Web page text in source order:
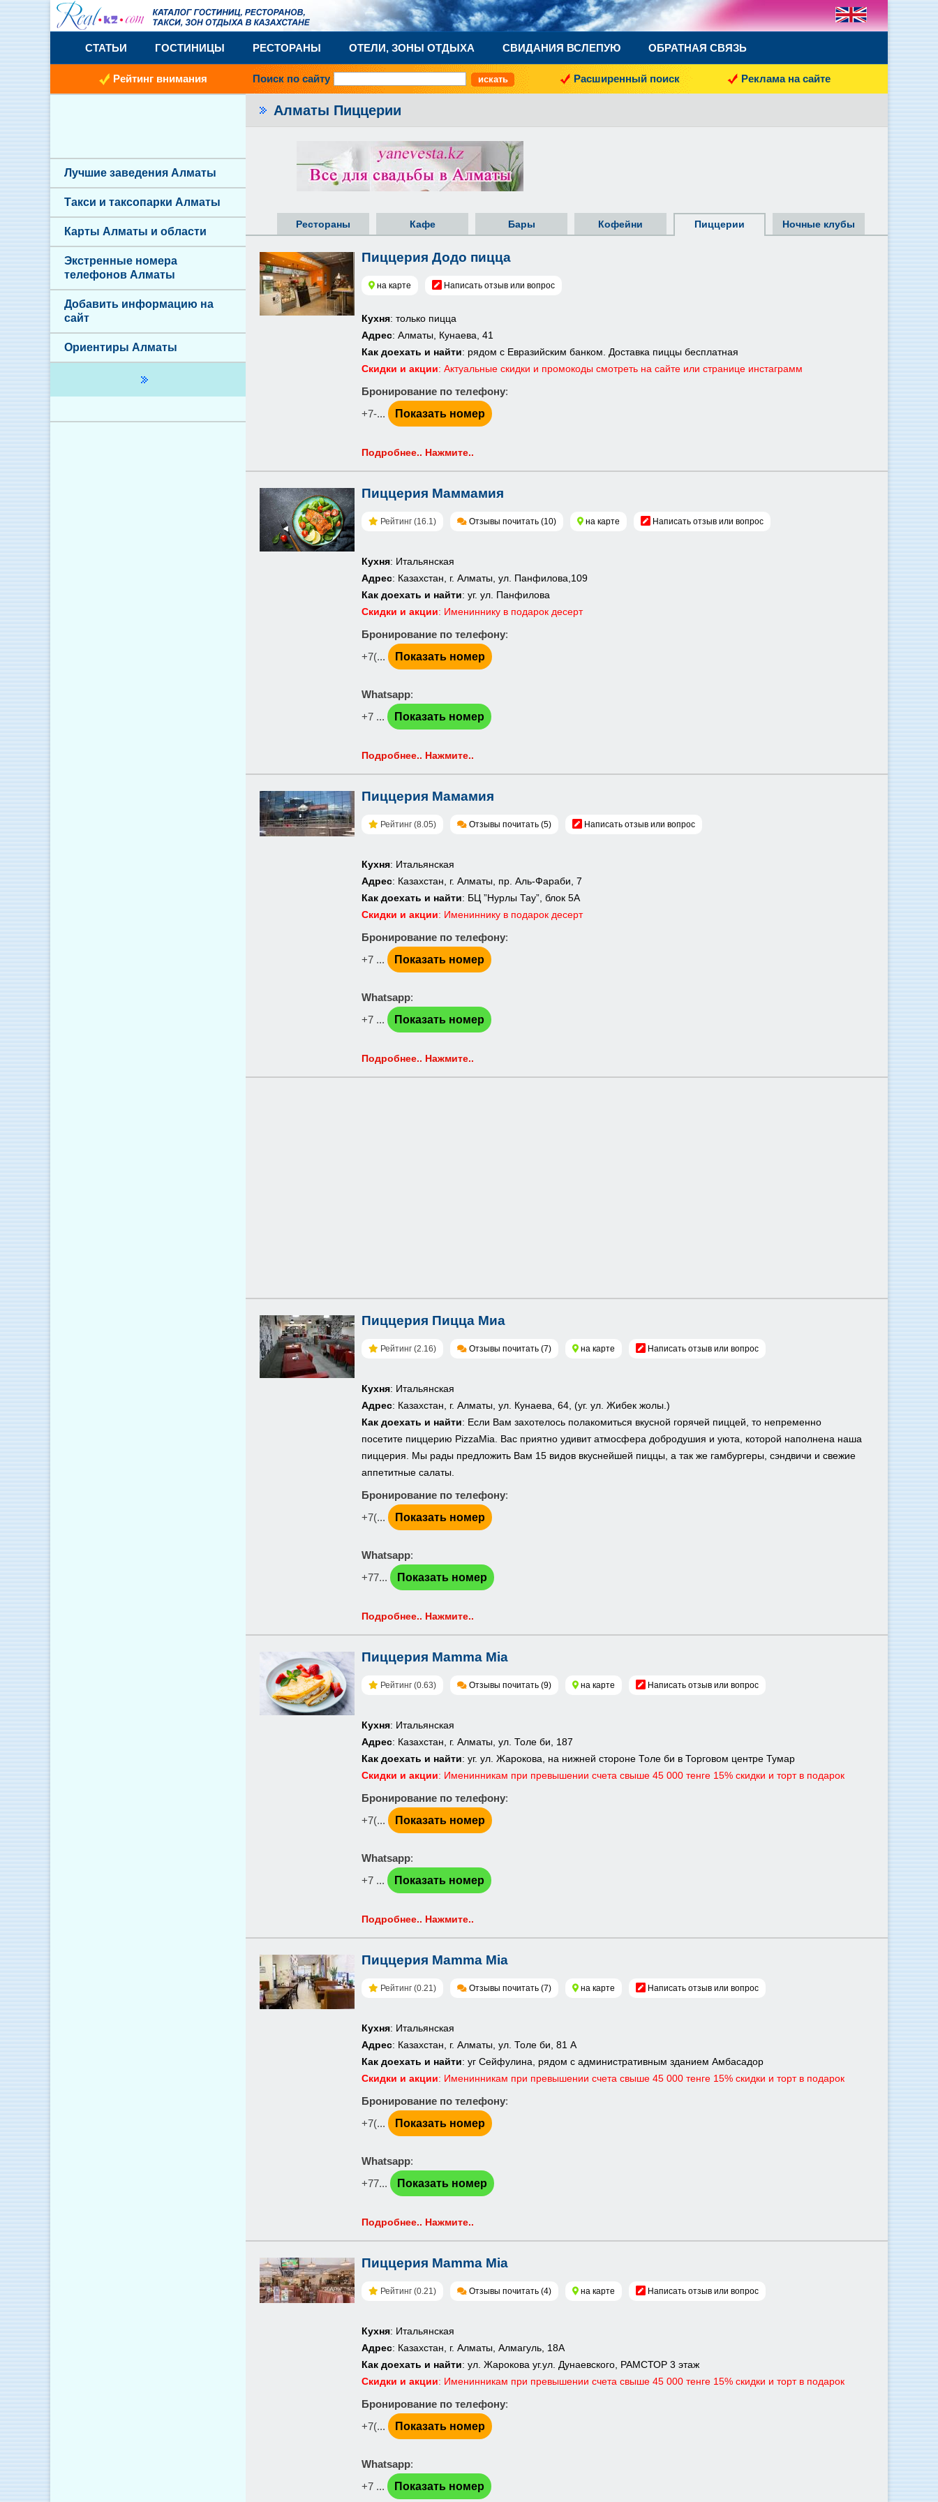
СТАТЬИ ГОСТИНИЦЫ РЕСТОРАНЫ ОТЕЛИ, ЗОНЫ ОТДЫХА СВИДАНИЯ ВСЛЕПУЮ ОБРАТНАЯ СВЯЗЬ
Рейтинг внимания Поиск по сайту Расширенный поиск Реклама на сайте
Алматы Пиццерии
Рестораны Кафе Бары Кофейни Пиццерии Ночные клубы
Пиццерия Додо пицца
на карте Написать отзыв или вопрос
Кухня: только пицца
Адрес: Алматы, Кунаева, 41
Как доехать и найти: рядом с Евразийским банком. Доставка пиццы бесплатная
Скидки и акции: Актуальные скидки и промокоды смотреть на сайте или странице инстаграмм
Бронирование по телефону:
+7-...
Показать номер
Подробнее.. Нажмите..
Пиццерия Маммамия
Рейтинг (16.1) Отзывы почитать (10) на карте Написать отзыв или вопрос
Кухня: Итальянская
Адрес: Казахстан, г. Алматы, ул. Панфилова,109
Как доехать и найти: уг. ул. Панфилова
Скидки и акции: Имениннику в подарок десерт
Бронирование по телефону:
+7(...
Показать номер
Whatsapp:
+7 ...
Показать номер
Подробнее.. Нажмите..
Пиццерия Мамамия
Рейтинг (8.05) Отзывы почитать (5) Написать отзыв или вопрос
Кухня: Итальянская
Адрес: Казахстан, г. Алматы, пр. Аль-Фараби, 7
Как доехать и найти: БЦ ”Нурлы Тау”, блок 5А
Скидки и акции: Имениннику в подарок десерт
Бронирование по телефону:
+7 ...
Показать номер
Whatsapp:
+7 ...
Показать номер
Подробнее.. Нажмите..
Пиццерия Пицца Миа
Рейтинг (2.16) Отзывы почитать (7) на карте Написать отзыв или вопрос
Кухня: Итальянская
Адрес: Казахстан, г. Алматы, ул. Кунаева, 64, (уг. ул. Жибек жолы.)
Как доехать и найти: Если Вам захотелось полакомиться вкусной горячей пиццей, то непременно
посетите пиццерию PizzaMia. Вас приятно удивит атмосфера добродушия и уюта, которой наполнена наша
пиццерия. Мы рады предложить Вам 15 видов вкуснейшей пиццы, а так же гамбургеры, сэндвичи и свежие
аппетитные салаты.
Бронирование по телефону:
+7(...
Показать номер
Whatsapp:
+77...
Показать номер
Подробнее.. Нажмите..
Пиццерия Mamma Mia
Рейтинг (0.63) Отзывы почитать (9) на карте Написать отзыв или вопрос
Кухня: Итальянская
Адрес: Казахстан, г. Алматы, ул. Толе би, 187
Как доехать и найти: уг. ул. Жарокова, на нижней стороне Толе би в Торговом центре Тумар
Скидки и акции: Именинникам при превышении счета свыше 45 000 тенге 15% скидки и торт в подарок
Бронирование по телефону:
+7(...
Показать номер
Whatsapp:
+7 ...
Показать номер
Подробнее.. Нажмите..
Пиццерия Mamma Mia
Рейтинг (0.21) Отзывы почитать (7) на карте Написать отзыв или вопрос
Кухня: Итальянская
Адрес: Казахстан, г. Алматы, ул. Толе би, 81 А
Как доехать и найти: уг Сейфулина, рядом с административным зданием Амбасадор
Скидки и акции: Именинникам при превышении счета свыше 45 000 тенге 15% скидки и торт в подарок
Бронирование по телефону:
+7(...
Показать номер
Whatsapp:
+77...
Показать номер
Подробнее.. Нажмите..
Пиццерия Mamma Mia
Рейтинг (0.21) Отзывы почитать (4) на карте Написать отзыв или вопрос
Кухня: Итальянская
Адрес: Казахстан, г. Алматы, Алмагуль, 18А
Как доехать и найти: ул. Жарокова уг.ул. Дунаевского, РАМСТОР 3 этаж
Скидки и акции: Именинникам при превышении счета свыше 45 000 тенге 15% скидки и торт в подарок
Бронирование по телефону:
+7(...
Показать номер
Whatsapp:
+7 ...
Показать номер
Лучшие заведения Алматы
Такси и таксопарки Алматы
Карты Алматы и области
Экстренные номера
телефонов Алматы
Добавить информацию на
сайт
Ориентиры Алматы